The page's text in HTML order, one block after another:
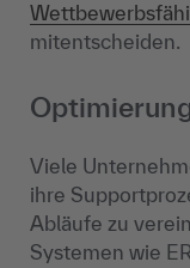
mitentscheiden.
Viele
ihre
Abläufe zu
Systemen wie